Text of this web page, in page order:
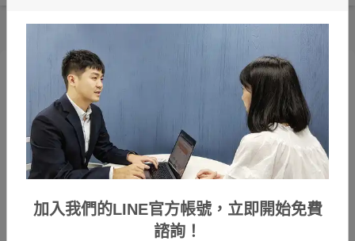
雷皓明律師
民國100年考取律師資格後，在臺灣、北京、上海、新加
加入我們的LINE官方帳號，立即開始免費
諮詢！